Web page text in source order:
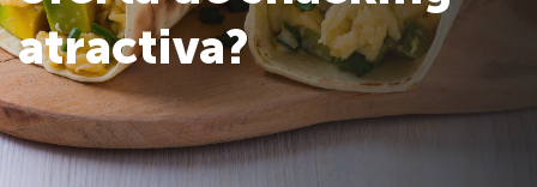
atractiva?